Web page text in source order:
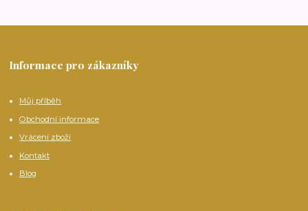
Informace pro zákazníky
Můj příběh
Obchodní informace
Vrácení zboží
Kontakt
Blog